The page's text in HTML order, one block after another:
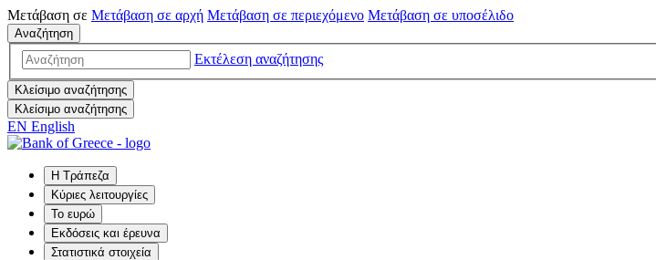
Μετάβαση σε Μετάβαση σε αρχή Μετάβαση σε περιεχόμενο Μετάβαση σε υποσέλιδο
Αναζήτηση
Εκτέλεση αναζήτησης
Κλείσιμο αναζήτησης
Κλείσιμο αναζήτησης
EN English
Η Τράπεζα
Κύριες λειτουργίες
Το ευρώ
Εκδόσεις και έρευνα
Στατιστικά στοιχεία